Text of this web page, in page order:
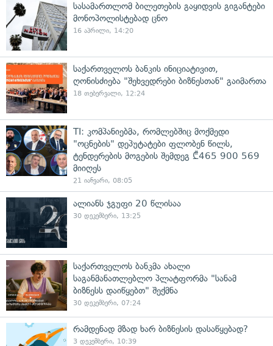
სასამართლომ ბილეთების გაყიდვის გიგანტები
მონოპოლისტებად ცნო
16 აპრილი, 14:20
საქართველოს ბანკის ინიციატივით,
ღონისძიება "შეხვედრები ბიზნესთან" გაიმართა
18 თებერვალი, 12:24
TI: კომპანიებმა, რომლებშიც მოქმედი
"ოცნების" დეპუტატები ფლობენ წილს,
ტენდერების მოგების შემდეგ ₾465 900 569
მიიღეს
21 იანვარი, 08:05
ალიანს ჯგუფი 20 წლისაა
30 დეკემბერი, 13:25
საქართველოს ბანკმა ახალი
საგანმანათლებლო პლატფორმა "სანამ
ბიზნესს დაიწყებთ" შექმნა
30 დეკემბერი, 07:24
რამდენად მზად ხარ ბიზნესის დასაწყებად?
3 დეკემბერი, 10:39